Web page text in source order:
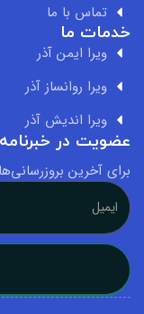
تماس با ما
ما
ویرا ایمن آذر
ویرا روانساز آذر
ویرا اندیش آذر
در خبرنامه
آخرین بروزرسانی‌ها